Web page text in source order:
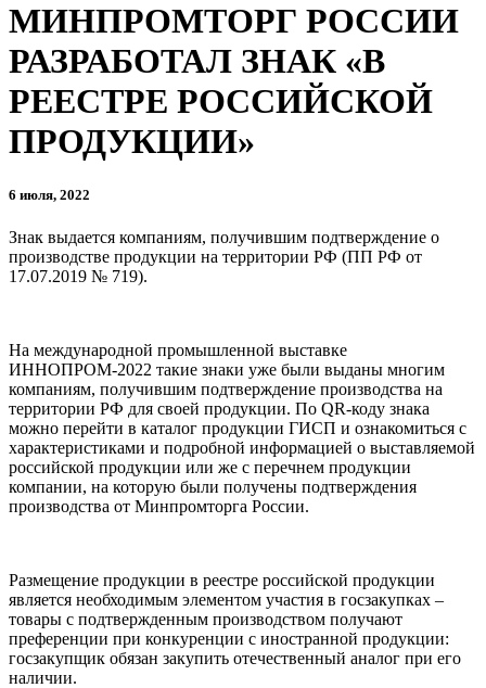
МИНПРОМТОРГ РОССИИ
РАЗРАБОТАЛ ЗНАК «В
РЕЕСТРЕ РОССИЙСКОЙ
ПРОДУКЦИИ»
6 июля, 2022
Знак выдается компаниям, получившим подтверждение о
производстве продукции на территории РФ (ПП РФ от
17.07.2019 № 719).
На международной промышленной выставке
ИННОПРОМ-2022 такие знаки уже были выданы многим
компаниям, получившим подтверждение производства на
территории РФ для своей продукции. По QR-коду знака
можно перейти в каталог продукции ГИСП и ознакомиться с
характеристиками и подробной информацией о выставляемой
российской продукции или же с перечнем продукции
компании, на которую были получены подтверждения
производства от Минпромторга России.
Размещение продукции в реестре российской продукции
является необходимым элементом участия в госзакупках –
товары с подтвержденным производством получают
преференции при конкуренции с иностранной продукции:
госзакупщик обязан закупить отечественный аналог при его
наличии.